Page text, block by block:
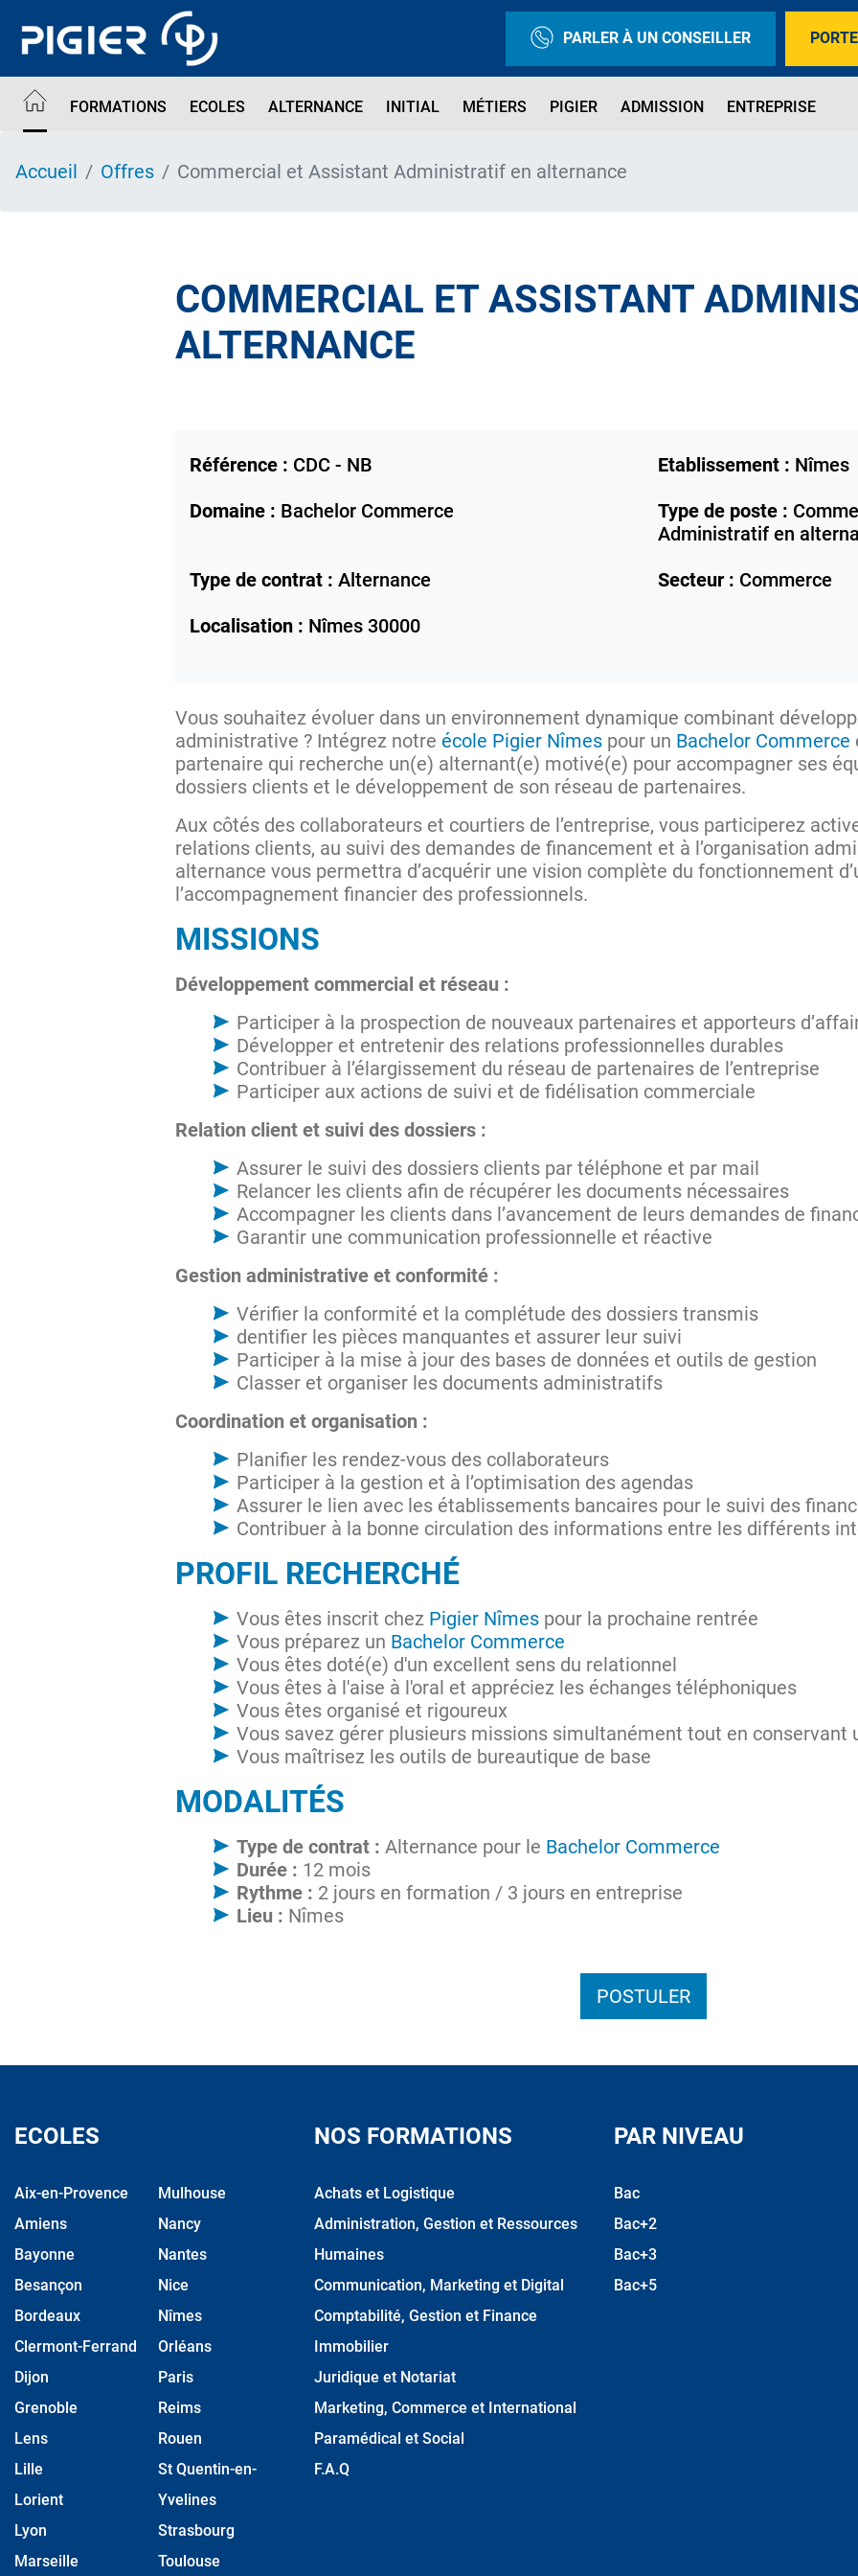
contenu
PARLER À UN CONSEILLER
FORMATIONS ECOLES ALTERNANCE INITIAL MÉTIERS PIGIER ADMISSION ENTREPRISE
Accueil Offres Commercial et Assistant Administratif en alternance
COMMERCIAL ET ASSISTANT
ALTERNANCE
Référence : CDC - NB Etablissement : Nîmes
Domaine : Bachelor Commerce Type de poste :
Administratif en
Type de contrat : Alternance Secteur : Commerce
Localisation : Nîmes 30000
Vous souhaitez évoluer dans un environnement dynamique combinant
administrative ? Intégrez notre école Pigier Nîmes pour un Bachelor Commerce
partenaire qui recherche un(e) alternant(e) motivé(e) pour accompagner ses
dossiers clients et le développement de son réseau de partenaires.
Aux côtés des collaborateurs et courtiers de l’entreprise, vous participerez
relations clients, au suivi des demandes de financement et à l’organisation
alternance vous permettra d’acquérir une vision complète du fonctionnement
l’accompagnement financier des professionnels.
MISSIONS
Développement commercial et réseau :
Participer à la prospection de nouveaux partenaires et apporteurs
Développer et entretenir des relations professionnelles durables
Contribuer à l’élargissement du réseau de partenaires de l’entreprise
Participer aux actions de suivi et de fidélisation commerciale
Relation client et suivi des dossiers :
Assurer le suivi des dossiers clients par téléphone et par mail
Relancer les clients afin de récupérer les documents nécessaires
Accompagner les clients dans l’avancement de leurs demandes de
Garantir une communication professionnelle et réactive
Gestion administrative et conformité :
Vérifier la conformité et la complétude des dossiers transmis
dentifier les pièces manquantes et assurer leur suivi
Participer à la mise à jour des bases de données et outils de gestion
Classer et organiser les documents administratifs
Coordination et organisation :
Planifier les rendez-vous des collaborateurs
Participer à la gestion et à l’optimisation des agendas
Assurer le lien avec les établissements bancaires pour le suivi des
Contribuer à la bonne circulation des informations entre les différents
PROFIL RECHERCHÉ
Vous êtes inscrit chez Pigier Nîmes pour la prochaine rentrée
Vous préparez un Bachelor Commerce
Vous êtes doté(e) d'un excellent sens du relationnel
Vous êtes à l'aise à l'oral et appréciez les échanges téléphoniques
Vous êtes organisé et rigoureux
Vous savez gérer plusieurs missions simultanément tout en conservant
Vous maîtrisez les outils de bureautique de base
MODALITÉS
Type de contrat : Alternance pour le Bachelor Commerce
Durée : 12 mois
Rythme : 2 jours en formation / 3 jours en entreprise
Lieu : Nîmes
POSTULER
ECOLES
Aix-en-Provence
Amiens
Bayonne
Besançon
Bordeaux
Clermont-Ferrand
Dijon
Grenoble
Lens
Lille
Lorient
Lyon
Marseille
Mulhouse
Nancy
Nantes
Nice
Nîmes
Orléans
Paris
Reims
Rouen
St Quentin-en-
Yvelines
Strasbourg
Toulouse
NOS FORMATIONS
Achats et Logistique
Administration, Gestion et Ressources
Humaines
Communication, Marketing et Digital
Comptabilité, Gestion et Finance
Immobilier
Juridique et Notariat
Marketing, Commerce et International
Paramédical et Social
F.A.Q
PAR NIVEAU
Bac
Bac+2
Bac+3
Bac+5